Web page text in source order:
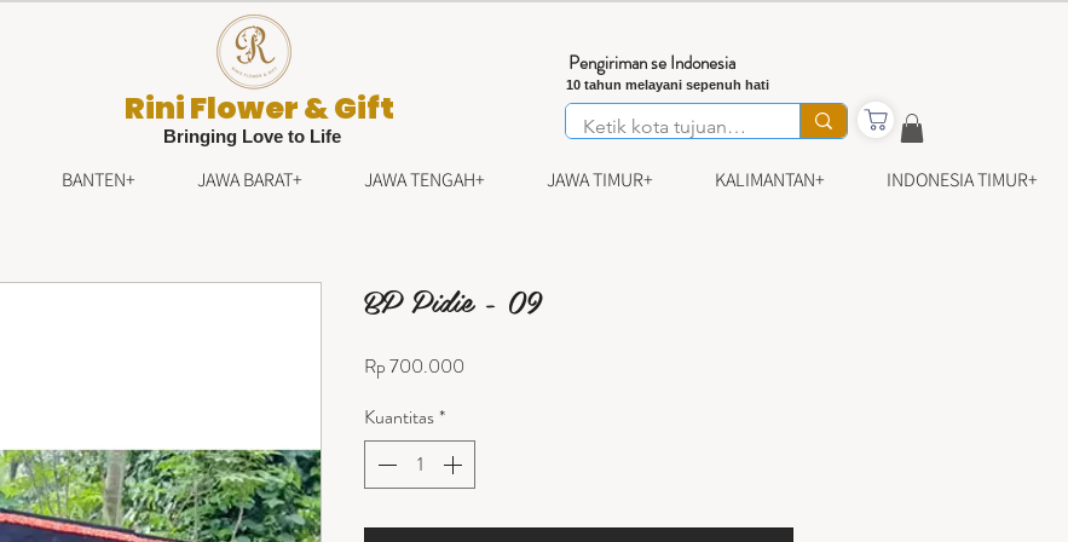
Rini Flower & Gift
Bringing Love to Life
10 tahun melayani sepenuh hati
Pengiriman se Indonesia
BANTEN+ JAWA BARAT+ JAWA TENGAH+ JAWA TIMUR+ KALIMANTAN+ INDONESIA TIMUR+
BP Pidie - 09
Rp 700.000
Kuantitas*